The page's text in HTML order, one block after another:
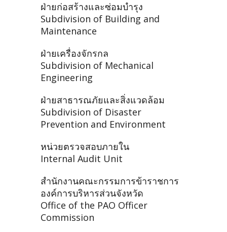
ฝ่ายก่อสร้างและซ่อมบำรุง
Subdivision of Building and
Maintenance
ฝ่ายเครื่องจักรกล
Subdivision of Mechanical
Engineering
ฝ่ายสาธารณภัยและสิ่งแวดล้อม
Subdivision of Disaster
Prevention and Environment
หน่วยตรวจสอบภายใน
Internal Audit Unit
สำนักงานคณะกรรมการข้าราชการ
องค์การบริหารส่วนจังหวัด
Office of the PAO Officer
Commission